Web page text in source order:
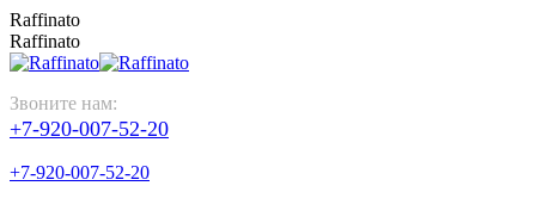
Перейти
к
содержанию
Raffinato
Raffinato
Звоните нам:
+7-920-007-52-20
+7-920-007-52-20